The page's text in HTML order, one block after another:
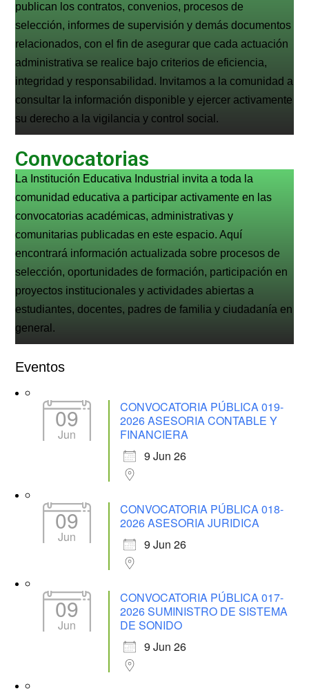
publican los contratos, convenios, procesos de
selección, informes de supervisión y demás documentos
relacionados, con el fin de asegurar que cada actuación
administrativa se realice bajo criterios de eficiencia,
integridad y responsabilidad. Invitamos a la comunidad a
consultar la información disponible y ejercer activamente
su derecho a la vigilancia y control social.
Convocatorias
La Institución Educativa Industrial invita a toda la
comunidad educativa a participar activamente en las
convocatorias académicas, administrativas y
comunitarias publicadas en este espacio. Aquí
encontrará información actualizada sobre procesos de
selección, oportunidades de formación, participación en
proyectos institucionales y actividades abiertas a
estudiantes, docentes, padres de familia y ciudadanía en
general.
Eventos
09
Jun
CONVOCATORIA PÚBLICA 019-
2026 ASESORIA CONTABLE Y
FINANCIERA
9 Jun 26
09
Jun
CONVOCATORIA PÚBLICA 018-
2026 ASESORIA JURIDICA
9 Jun 26
09
Jun
CONVOCATORIA PÚBLICA 017-
2026 SUMINISTRO DE SISTEMA
DE SONIDO
9 Jun 26